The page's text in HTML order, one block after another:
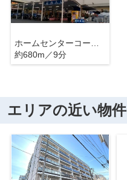
約680m／9分
エリアの近い物件